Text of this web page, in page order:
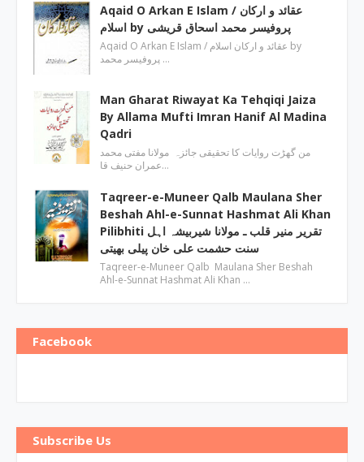
Aqaid O Arkan E Islam / عقائد و ارکان
اسلام by پروفیسر محمد اسحاق قریشی
Aqaid O Arkan E Islam / عقائد و ارکان اسلام by
پروفیسر محمد …
Man Gharat Riwayat Ka Tehqiqi Jaiza
By Allama Mufti Imran Hanif Al Madina
Qadri
من گھڑت روایات کا تحقیقی جائزہ مولانا مفتی محمد
عمران حنیف قا…
Taqreer-e-Muneer Qalb Maulana Sher
Beshah Ahl-e-Sunnat Hashmat Ali Khan
Pilibhiti تقریر منیر قلب ـ مولانا شیربیشہ اہل
سنت حشمت علی خان پیلی بھیتی
Taqreer-e-Muneer Qalb Maulana Sher Beshah
Ahl-e-Sunnat Hashmat Ali Khan …
Facebook
Subscribe Us